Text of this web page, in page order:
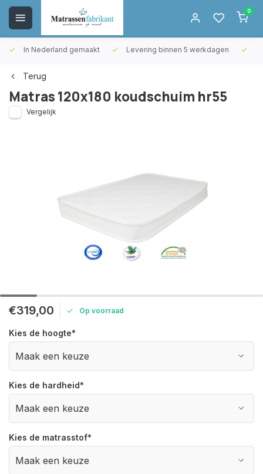
0
In Nederland gemaakt Levering binnen 5 werkdagen
Terug
Matras 120x180 koudschuim hr55
Vergelijk
€319,00 Op voorraad
Kies de hoogte*
Kies de hardheid*
Kies de matrasstof*